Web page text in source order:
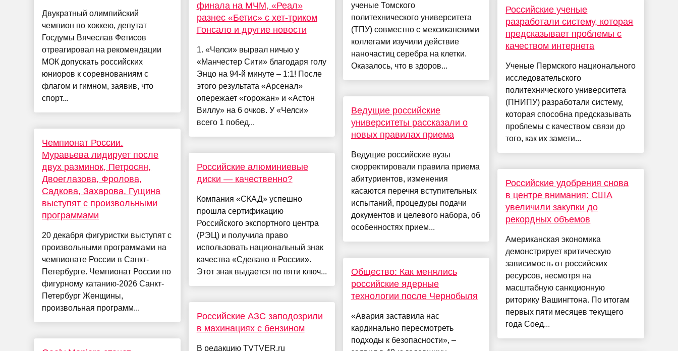
Двукратный олимпийский
чемпион по хоккею, депутат
Госдумы Вячеслав Фетисов
отреагировал на рекомендации
МОК допускать российских
юниоров к соревнованиям с
флагом и гимном, заявив, что
спорт...
Чемпионат России.
Муравьева лидирует после
двух разминок, Петросян,
Двоеглазова, Фролова,
Садкова, Захарова, Гущина
выступят с произвольными
программами
20 декабря фигуристки выступят с
произвольными программами на
чемпионате России в Санкт-
Петербурге. Чемпионат России по
фигурному катанию-2026 Санкт-
Петербург Женщины,
произвольная программ...
финала на МЧМ, «Реал»
разнес «Бетис» с хет-триком
Гонсало и другие новости
1. «Челси» вырвал ничью у
«Манчестер Сити» благодаря голу
Энцо на 94-й минуте – 1:1! После
этого результата «Арсенал»
опережает «горожан» и «Астон
Виллу» на 6 очков. У «Челси»
всего 1 побед...
Российские алюминиевые
диски — качественно?
Компания «СКАД» успешно
прошла сертификацию
Российского экспортного центра
(РЭЦ) и получила право
использовать национальный знак
качества «Сделано в России».
Этот знак выдается по пяти ключ...
Российские АЗС заподозрили
в махинациях с бензином
В редакцию TVTVER.ru
ученые Томского
политехнического университета
(ТПУ) совместно с мексиканскими
коллегами изучили действие
наночастиц серебра на клетки.
Оказалось, что в здоров...
Ведущие российские
университеты рассказали о
новых правилах приема
Ведущие российские вузы
скорректировали правила приема
абитуриентов, изменения
касаются перечня вступительных
испытаний, процедуры подачи
документов и целевого набора, об
особенностях прием...
Общество: Как менялись
российские ядерные
технологии после Чернобыля
«Авария заставила нас
кардинально пересмотреть
подходы к безопасности», –
Российские ученые
разработали систему, которая
предсказывает проблемы с
качеством интернета
Ученые Пермского национального
исследовательского
политехнического университета
(ПНИПУ) разработали систему,
которая способна предсказывать
проблемы с качеством связи до
того, как их замети...
Российские удобрения снова
в центре внимания: США
увеличили закупки до
рекордных объемов
Американская экономика
демонстрирует критическую
зависимость от российских
ресурсов, несмотря на
масштабную санкционную
риторику Вашингтона. По итогам
первых пяти месяцев текущего
года Соед...